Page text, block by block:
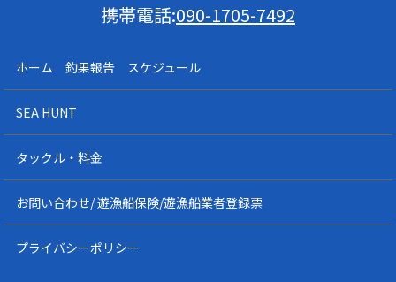
携帯電話:090-1705-7492
ホーム 釣果報告 スケジュール
SEA HUNT
タックル・料金
お問い合わせ/ 遊漁船保険/遊漁船業者登録票
プライバシーポリシー